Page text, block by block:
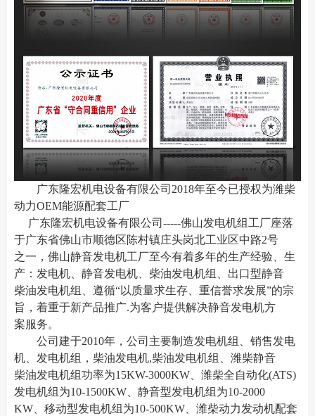
广东隆宏机电设备有限公司2018年至今已授权为潍柴
动力OEM能源配套工厂
广东隆宏机电设备有限公司-----佛山发电机组工厂座落
于广东省佛山市顺德区陈村镇庄头岗北工业区中路2号
之一 ，佛山静音发电机工厂至今有着多年的生产经验、生
产：发电机、静音发电机、柴油发电机组、出口型静音
柴油发电机组、遵循“以质量求生存、重信誉求发展”的宗
旨，着重于新产品推广.为客户提供解决静音发电机方
案服务。
公司建于2010年，公司主要制造发电机组、销售发电
机、发电机组，柴油发电机,柴油发电机组、潍柴静音
柴油发电机组功率为15KW-3000KW、潍柴全自动化(ATS)
发电机组为10-1500KW、静音型发电机组为10-2000
KW、移动型发电机组为10-500KW、潍柴动力发动机配套